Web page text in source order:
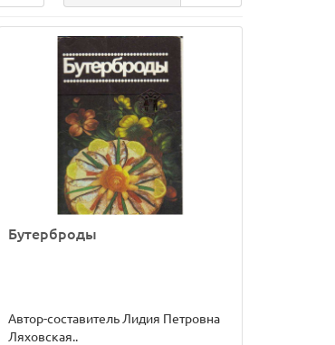
Бутерброды
Автор-составитель Лидия Петровна
Ляховская..